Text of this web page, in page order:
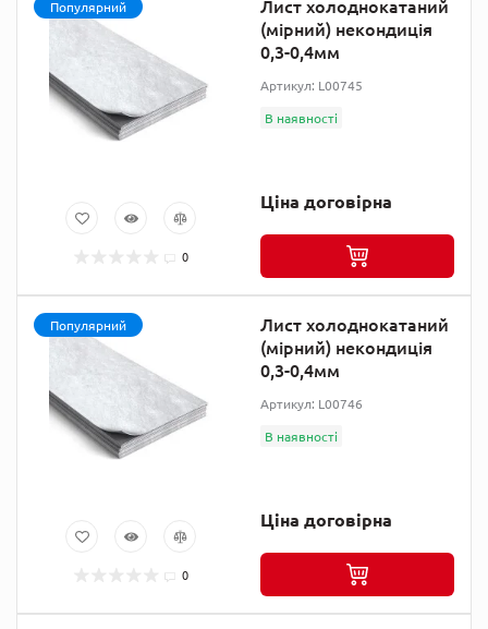
Популярний
0
Лист холоднокатаний
(мірний) некондиція
0,3-0,4мм
Артикул: L00745
В наявності
Ціна договірна
Популярний
0
Лист холоднокатаний
(мірний) некондиція
0,3-0,4мм
Артикул: L00746
В наявності
Ціна договірна